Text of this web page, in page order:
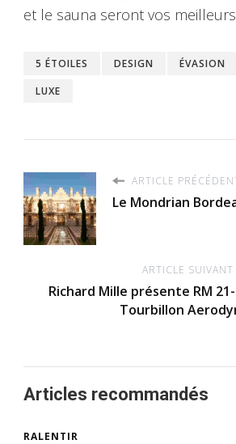
et le sauna seront vos
5 ÉTOILES DESIGN ÉVASION
LUXE
ARTICLE
Le Mondrian
ARTICLE SUIVANT
Richard Mille présente RM
Tourbillon
Articles recommandés
RALENTIR